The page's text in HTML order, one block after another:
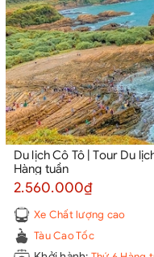
Du lịch Cô Tô | Tour Du
Hàng tuần
2.560.000₫
Xe Chất lượng cao
Tàu Cao Tốc